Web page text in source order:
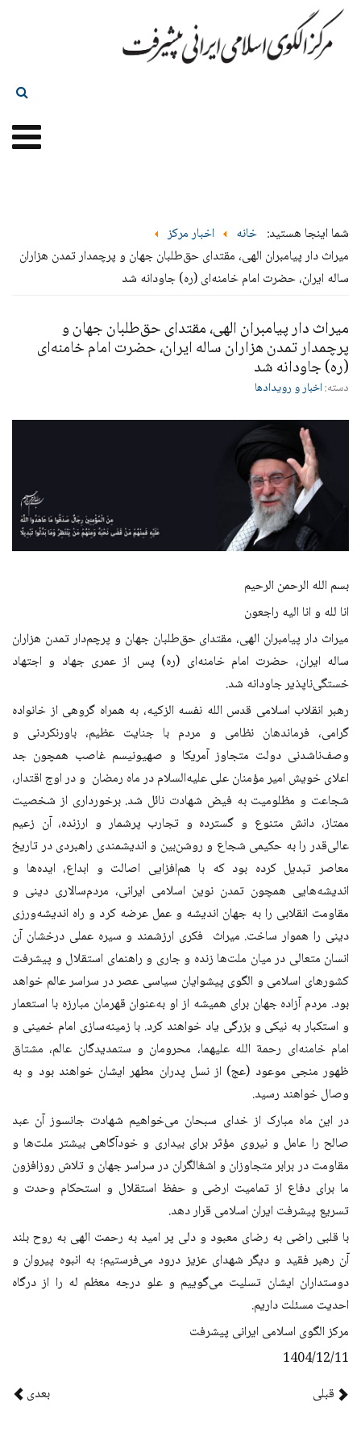
شما اینجا هستید: خانه
اخبار مرکز
میراث دار پیامبران الهی، مقتدای حق‌طلبان جهان و پرچمدار تمدن هزاران
ساله ایران، حضرت امام خامنه‌ای (ره) جاودانه شد
میراث دار پیامبران الهی، مقتدای حق‌طلبان جهان و
پرچمدار تمدن هزاران ساله ایران، حضرت امام خامنه‌ای
(ره) جاودانه شد
دسته:اخبار و رویدادها
بسم الله الرحمن الرحیم
انا لله و انا الیه راجعون
میراث دار پیامبران الهی، مقتدای حق‌طلبان جهان و پرچم‌دار تمدن هزاران
ساله ایران، حضرت امام خامنه‌ای (ره) پس از عمری جهاد و اجتهاد
خستگی‌ناپذیر جاودانه شد.
رهبر انقلاب اسلامی قدس الله نفسه الزکیه، به همراه گروهی از خانواده
گرامی، فرماندهان نظامی و مردم با جنایت عظیم، باورنکردنی و
وصف‌ناشدنی دولت متجاوز آمریکا و صهیونیسم غاصب همچون جد
اعلای خویش امیر‌ مؤمنان علی علیه‌السلام در ماه رمضان و در اوج اقتدار،
شجاعت و مظلومیت به فیض شهادت نائل شد. برخورداری از شخصیت
ممتاز، دانش متنوع و گسترده و تجارب پرشمار و ارزنده، آن زعیم
عالی‌قدر را به حکیمی شجاع و روشن‌بین و اندیشمندی راهبردی در تاریخ
معاصر تبدیل کرده بود که با هم‌افزایی اصالت و ابداع، ایده‌‌ها و
اندیشه‌هایی همچون تمدن نوین اسلامی ایرانی، مردم‌سالاری دینی و
مقاومت انقلابی را به جهان اندیشه و عمل عرضه کرد و راه اندیشه‌ورزی
دینی را هموار ساخت. میراث فکری ارزشمند و سیره عملی درخشان آن
انسان متعالی در میان ملت‌ها زنده و جاری و راهنمای استقلال و پیشرفت
کشورهای اسلامی و الگوی پیشوایان سیاسی عصر در سراسر عالم خواهد
بود. مردم آزاده جهان برای همیشه از او به‌عنوان قهرمان مبارزه با استعمار
و استکبار به نیکی و بزرگی یاد خواهند کرد. با زمینه‌سازی امام خمینی و
امام خامنه‌ای رحمة الله علیهما، محرومان و ستمدیدگان عالم، مشتاق
ظهور منجی موعود (عج) از نسل پدران مطهر ایشان خواهند بود و به
وصال خواهند رسید.
در این ماه مبارک از خدای سبحان می‌خواهیم شهادت جانسوز آن عبد
صالح را عامل و نیروی مؤثر برای بیداری و خودآگاهی بیشتر ملت‌ها و
مقاومت در برابر متجاوزان و اشغالگران در سراسر جهان و تلاش روزافزون
ما برای دفاع از تمامیت ارضی و حفظ استقلال و استحکام وحدت و
تسریع پیشرفت ایران اسلامی قرار دهد.
با قلبی راضی به رضای معبود و دلی پر امید به رحمت الهی به روح بلند
آن رهبر فقید و دیگر شهدای عزیز درود می‌فرستیم؛ به انبوه پیروان و
دوستداران ایشان تسلیت می‌گوییم و علو درجه معظم له را از درگاه
احدیت مسئلت داریم.
مرکز الگوی اسلامی ایرانی پیشرفت
1404/12/11
قبلی
بعدی